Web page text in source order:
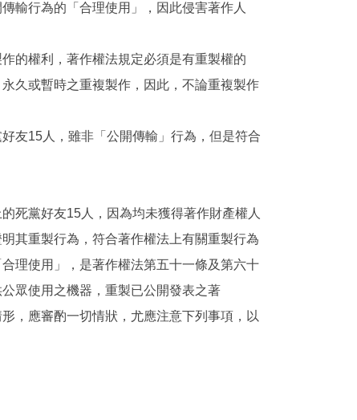
輸行為的「合理使用」，因此侵害著作人
的權利，著作權法規定必須是有重製權的
久或暫時之重複製作，因此，不論重複製作
友15人，雖非「公開傳輸」行為，但是符合
死黨好友15人，因為均未獲得著作財產權人
其重製行為，符合著作權法上有關重製行為
理使用」，是著作權法第五十一條及第六十
眾使用之機器，重製已公開發表之著
，應審酌一切情狀，尤應注意下列事項，以